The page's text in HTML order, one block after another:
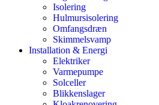
Isolering
Hulmursisolering
Omfangsdræn
Skimmelsvamp
Installation & Energi
Elektriker
Varmepumpe
Solceller
Blikkenslager